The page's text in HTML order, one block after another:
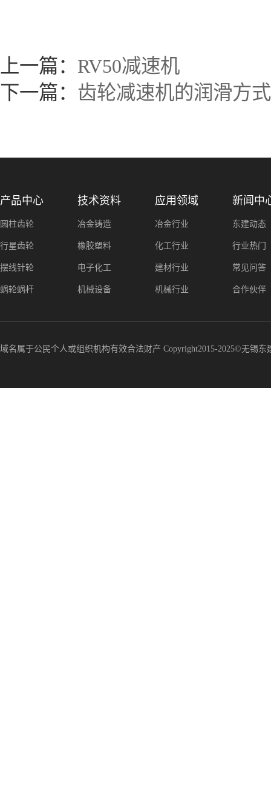
上一篇： RV50减速机
下一篇： 齿轮减速机的润滑方式
产品中心
圆柱齿轮
行星齿轮
摆线针轮
蜗轮蜗杆
技术资料
冶金铸造
橡胶塑料
电子化工
机械设备
应用领域
冶金行业
化工行业
建材行业
机械行业
新闻中
东建动态
行业热门
常见问答
合作伙伴
域名属于公民个人或组织机构有效合法财产 Copyright2015-2025©无锡